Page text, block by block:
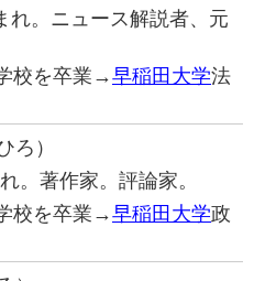
れ。ニュース解説者、元
校を卒業→早稲田大学法
ろ）
。著作家。評論家。
校を卒業→早稲田大学政